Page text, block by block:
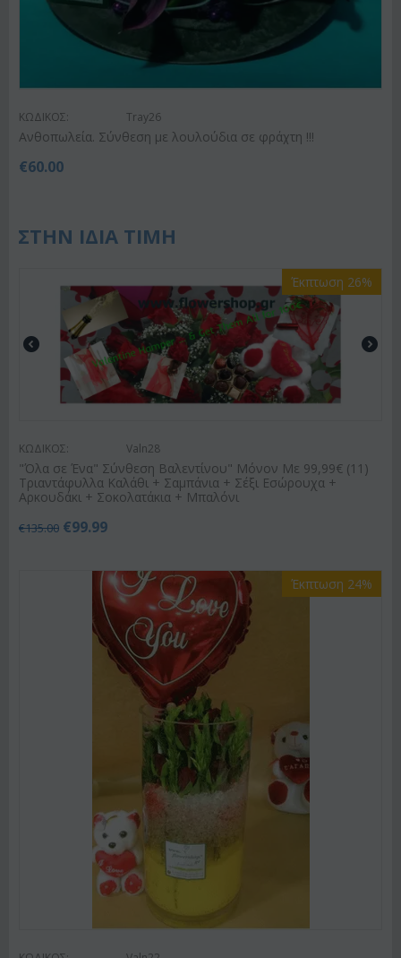
ΚΩΔΙΚΟΣ: Tray26
Ανθοπωλεία. Σύνθεση με λουλούδια σε φράχτη !!!
€60.00
ΣΤΗΝ ΙΔΙΑ ΤΙΜΗ
Έκπτωση 26%
ΚΩΔΙΚΟΣ: Valn28
"Όλα σε Ένα" Σύνθεση Βαλεντίνου" Μόνον Με 99,99€ (11)
Τριαντάφυλλα Καλάθι + Σαμπάνια + Σέξι Εσώρουχα +
Αρκουδάκι + Σοκολατάκια + Μπαλόνι
€135.00 €99.99
Έκπτωση 24%